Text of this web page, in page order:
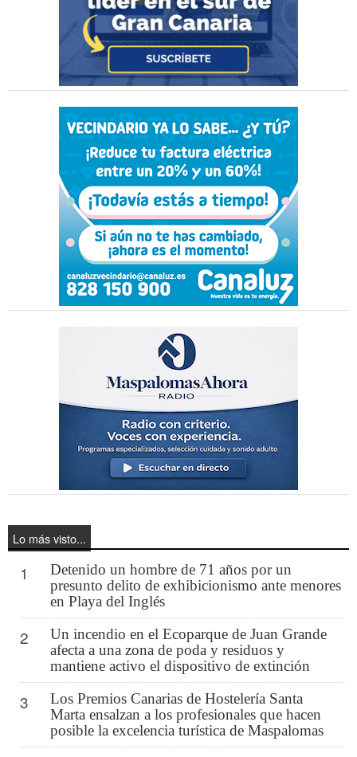
Lo más visto...
1
Detenido un hombre de 71 años por un
presunto delito de exhibicionismo ante menores
en Playa del Inglés
2
Un incendio en el Ecoparque de Juan Grande
afecta a una zona de poda y residuos y
mantiene activo el dispositivo de extinción
3
Los Premios Canarias de Hostelería Santa
Marta ensalzan a los profesionales que hacen
posible la excelencia turística de Maspalomas